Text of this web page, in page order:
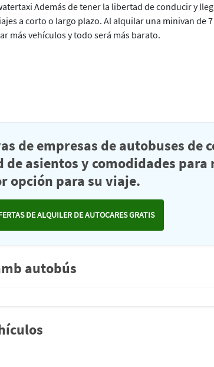
Además de tener la libertad de conducir y
a corto o largo plazo. Al alquilar una minivan de
más vehículos y todo será más barato.
de empresas de autobuses de
de asientos y comodidades para
opción para su viaje.
DE ALQUILER DE AUTOCARES GRATIS
autobús